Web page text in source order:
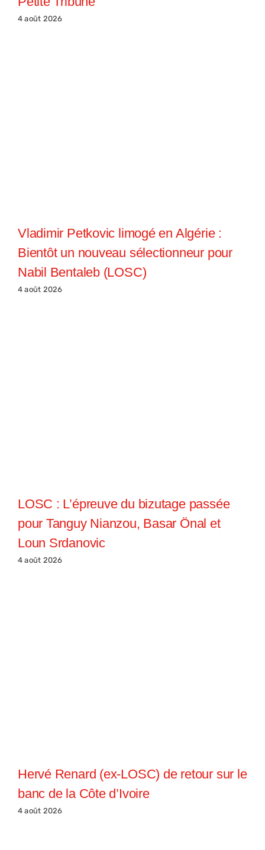
4 août 2026
Vladimir Petkovic limogé en Algérie :
Bientôt un nouveau sélectionneur pour
Nabil Bentaleb (LOSC)
4 août 2026
LOSC : L’épreuve du bizutage passée
pour Tanguy Nianzou, Basar Önal et
Loun Srdanovic
4 août 2026
Hervé Renard (ex-LOSC) de retour sur le
banc de la Côte d’Ivoire
4 août 2026